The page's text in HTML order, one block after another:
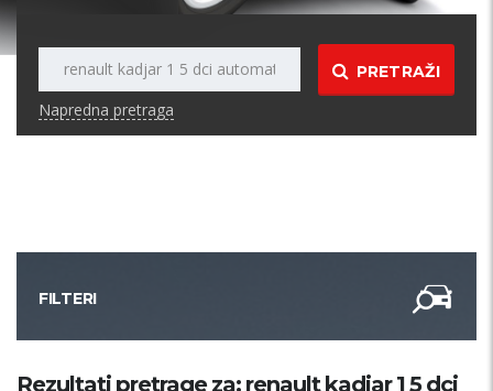
PRETRAŽI
Napredna pretraga
FILTERI
Kategorija
Rezultati pretrage za: renault kadjar 1 5 dci